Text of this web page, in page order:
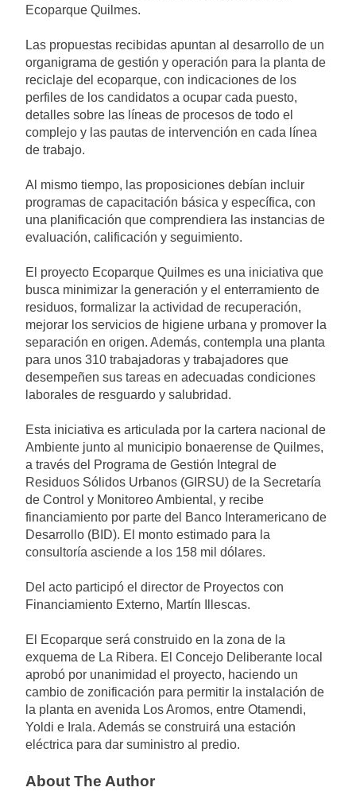
Ecoparque Quilmes.
Las propuestas recibidas apuntan al desarrollo de un
organigrama de gestión y operación para la planta de
reciclaje del ecoparque, con indicaciones de los
perfiles de los candidatos a ocupar cada puesto,
detalles sobre las líneas de procesos de todo el
complejo y las pautas de intervención en cada línea
de trabajo.
Al mismo tiempo, las proposiciones debían incluir
programas de capacitación básica y específica, con
una planificación que comprendiera las instancias de
evaluación, calificación y seguimiento.
El proyecto Ecoparque Quilmes es una iniciativa que
busca minimizar la generación y el enterramiento de
residuos, formalizar la actividad de recuperación,
mejorar los servicios de higiene urbana y promover la
separación en origen. Además, contempla una planta
para unos 310 trabajadoras y trabajadores que
desempeñen sus tareas en adecuadas condiciones
laborales de resguardo y salubridad.
Esta iniciativa es articulada por la cartera nacional de
Ambiente junto al municipio bonaerense de Quilmes,
a través del Programa de Gestión Integral de
Residuos Sólidos Urbanos (GIRSU) de la Secretaría
de Control y Monitoreo Ambiental, y recibe
financiamiento por parte del Banco Interamericano de
Desarrollo (BID). El monto estimado para la
consultoría asciende a los 158 mil dólares.
Del acto participó el director de Proyectos con
Financiamiento Externo, Martín Illescas.
El Ecoparque será construido en la zona de la
exquema de La Ribera. El Concejo Deliberante local
aprobó por unanimidad el proyecto, haciendo un
cambio de zonificación para permitir la instalación de
la planta en avenida Los Aromos, entre Otamendi,
Yoldi e Irala. Además se construirá una estación
eléctrica para dar suministro al predio.
About The Author